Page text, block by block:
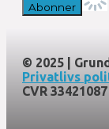
© 2025 |
Privatlivs
CVR 33421087